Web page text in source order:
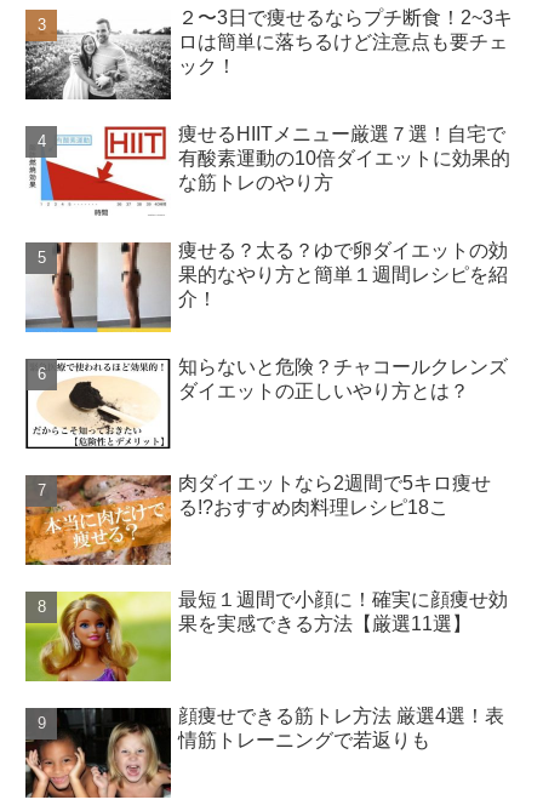
２〜3日で痩せるならプチ断食！2~3キ
ロは簡単に落ちるけど注意点も要チェ
ック！
痩せるHIITメニュー厳選７選！自宅で
有酸素運動の10倍ダイエットに効果的
な筋トレのやり方
痩せる？太る？ゆで卵ダイエットの効
果的なやり方と簡単１週間レシピを紹
介！
知らないと危険？チャコールクレンズ
ダイエットの正しいやり方とは？
肉ダイエットなら2週間で5キロ痩せ
る!?おすすめ肉料理レシピ18こ
最短１週間で小顔に！確実に顔痩せ効
果を実感できる方法【厳選11選】
顔痩せできる筋トレ方法 厳選4選！表
情筋トレーニングで若返りも